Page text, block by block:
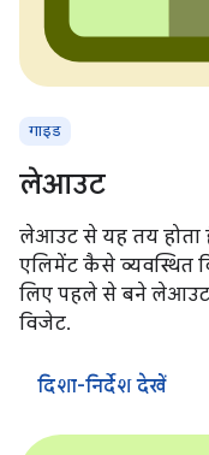
गाइड
लेआउट
लेआउट से यह तय होता
एलिमेंट कैसे व्यवस्थित
लिए पहले से बने लेआउट
विजेट.
दिशा-निर्देश देखें